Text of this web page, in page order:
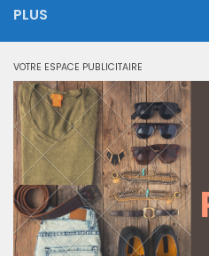
PLUS
VOTRE ESPACE PUBLICITAIRE